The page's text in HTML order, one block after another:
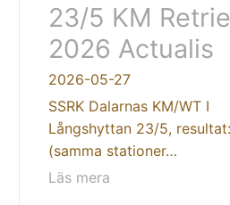
23/5 KM
2026 Actualis
2026-05-27
SSRK Dalarnas KM/WT I
Långshyttan 23/5,
(samma stationer…
Läs mera